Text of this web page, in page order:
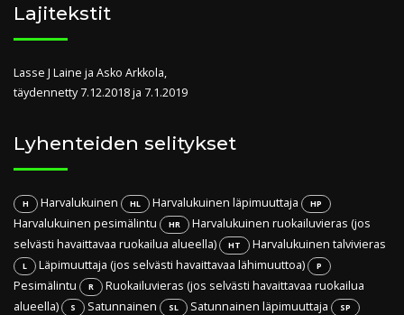
Lajitekstit
Lasse J Laine ja Asko Arkkola,
täydennetty 7.12.2018 ja 7.1.2019
Lyhenteiden selitykset
H Harvalukuinen HL Harvalukuinen läpimuuttaja HP
Harvalukuinen pesimälintu HR
Harvalukuinen ruokailuvieras (jos
selvästi havaittavaa ruokailua alueella)
HT Harvalukuinen talvivieras
L Läpimuuttaja (jos selvästi havaittavaa lähimuuttoa) P
Pesimälintu R
Ruokailuvieras (jos selvästi havaittavaa ruokailua
alueella)
S Satunnainen SL Satunnainen läpimuuttaja SP